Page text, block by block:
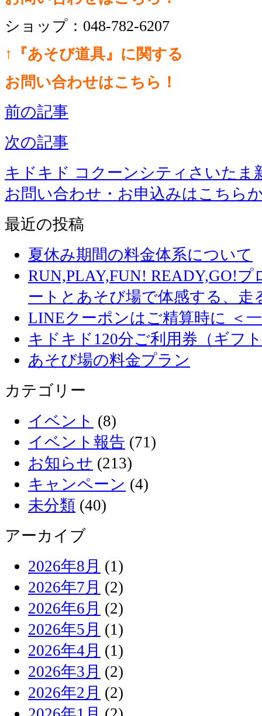
ショップ： 048-782-6207
↑『あそび道具』に関する
お問い合わせはこちら！
前の記事
次の記事
キドキド コクーンシティさいたま
お問い合わせ・お申込みはこちら
最近の投稿
夏休み期間の料金体系について
RUN,PLAY,FUN! READY,GO!
ートとあそび場で体感する、走
LINEクーポンはご精算時に ＜
キドキド120分ご利用券（ギフ
あそび場の料金プラン
カテゴリー
イベント (8)
イベント報告 (71)
お知らせ (213)
キャンペーン (4)
未分類 (40)
アーカイブ
2026年8月 (1)
2026年7月 (2)
2026年6月 (2)
2026年5月 (1)
2026年4月 (1)
2026年3月 (2)
2026年2月 (2)